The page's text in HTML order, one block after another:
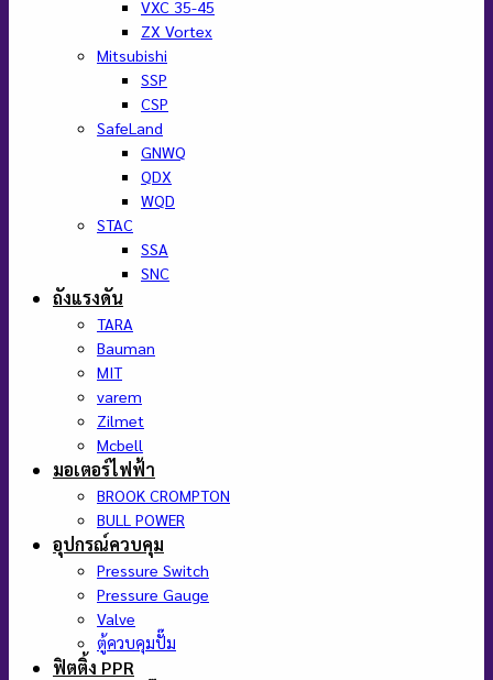
VXC 35-45
ZX Vortex
Mitsubishi
SSP
CSP
SafeLand
GNWQ
QDX
WQD
STAC
SSA
SNC
ถังแรงดัน
TARA
Bauman
MIT
varem
Zilmet
Mcbell
มอเตอร์ไฟฟ้า
BROOK CROMPTON
BULL POWER
อุปกรณ์ควบคุม
Pressure Switch
Pressure Gauge
Valve
ตู้ควบคุมปั๊ม
ฟิตติ้ง PPR